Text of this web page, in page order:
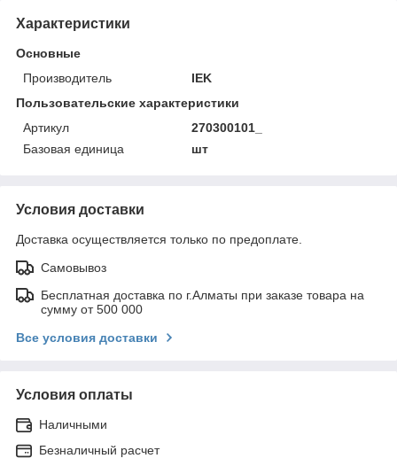
Характеристики
Основные
Производитель
IEK
Пользовательские характеристики
Артикул
270300101_
Базовая единица
шт
Условия доставки
Доставка осуществляется только по предоплате.
Самовывоз
Бесплатная доставка по г.Алматы при заказе товара на
сумму от 500 000
Все условия доставки
Условия оплаты
Наличными
Безналичный расчет